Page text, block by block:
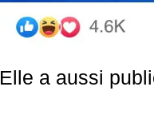
Elle a aussi